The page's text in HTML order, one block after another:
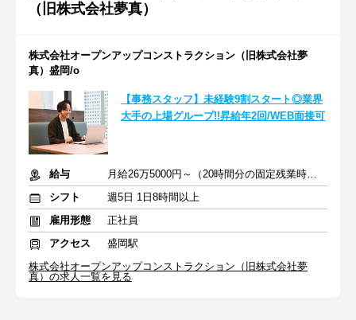
（旧株式会社夢真）
株式会社オープンアップコンストラクション（旧株式会社夢
真）盛岡/o
【事務スタッフ】未経験9割スタート◎業界
大手の上場グループ!!昇給年2回/WEB面接可
給与
月給26万5000円～（20時間分の固定残業時間代を含む）
シフト
週5日 1日8時間以上
雇用形態
正社員
アクセス
盛岡駅
株式会社オープンアップコンストラクション（旧株式会社夢
真）の求人一覧を見る